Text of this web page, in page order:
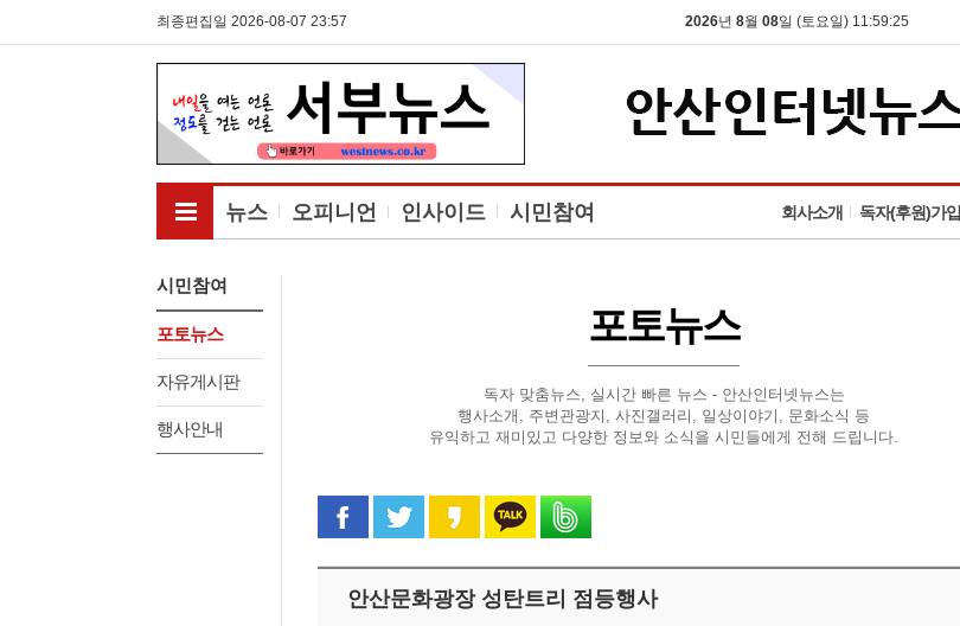
최종편집일 2026-08-07 23:57 2026년 8월 08일 (토요일) 11:59:25
뉴스 오피니언 인사이드 시민참여 회사소개 독자(후원)가입
전체메뉴보기
시민참여
포토뉴스
자유게시판
행사안내
포토뉴스
독자 맞춤뉴스, 실시간 빠른 뉴스 - 안산인터넷뉴스는
행사소개, 주변관광지, 사진갤러리, 일상이야기, 문화소식 등
유익하고 재미있고 다양한 정보와 소식을 시민들에게 전해 드립니다.
페이스북으로 공유
트위터로 공유카카오 스토리로 공유
카카오톡으로 공유
안산문화광장 성탄트리 점등행사